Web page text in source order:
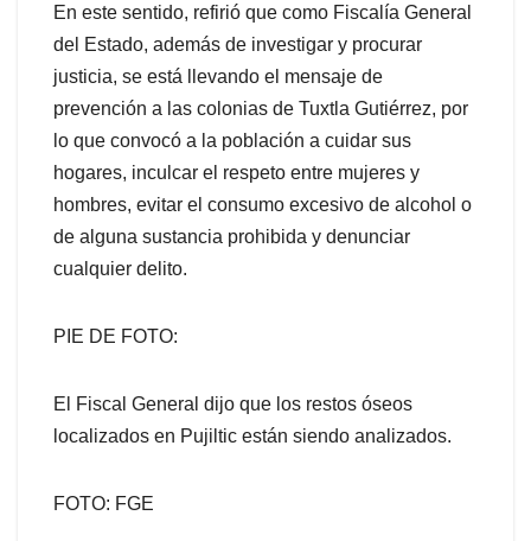
En este sentido, refirió que como Fiscalía General
del Estado, además de investigar y procurar
justicia, se está llevando el mensaje de
prevención a las colonias de Tuxtla Gutiérrez, por
lo que convocó a la población a cuidar sus
hogares, inculcar el respeto entre mujeres y
hombres, evitar el consumo excesivo de alcohol o
de alguna sustancia prohibida y denunciar
cualquier delito.
PIE DE FOTO:
El Fiscal General dijo que los restos óseos
localizados en Pujiltic están siendo analizados.
FOTO: FGE